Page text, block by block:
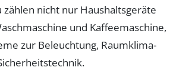
nicht nur Haushaltsgeräte
und Kaffeemaschine,
zur Beleuchtung, Raumklima-